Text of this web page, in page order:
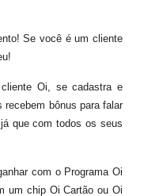
Se você é um cliente
Oi, se cadastra e
bônus para falar
que com todos os seus
com o Programa Oi
um chip Oi Cartão ou Oi